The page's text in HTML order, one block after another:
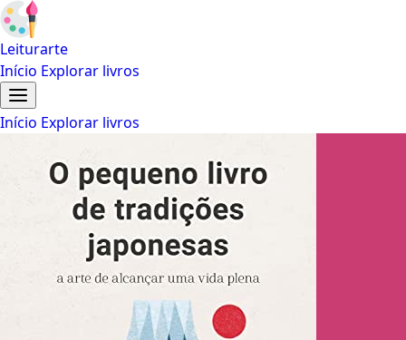
Leiturarte
Início Explorar livros
Início Explorar livros